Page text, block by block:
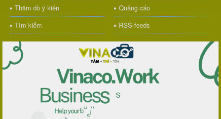
Thăm dò ý kiến
Quảng cáo
Tìm kiếm
RSS-feeds